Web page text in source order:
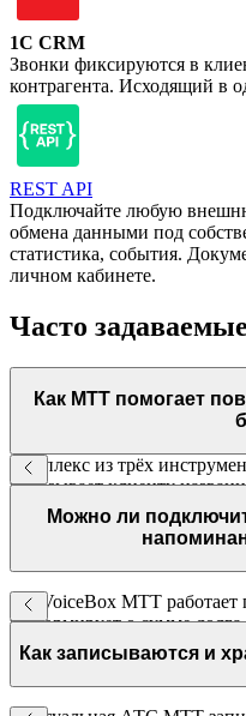
1C CRM
Звонки фиксируются в
контрагента. Исходящий в
REST API
Подключайте любую
обмена данными под
статистика, события.
личном кабинете.
Часто
Как МТТ помогает
Комплекс из трёх
показывает клиенту
ротирует исходящие
отсеивает роботов.
исходящих с 4–6% до 10%.
Можно ли
Да. VoiceBox МТТ работает
информирует о сумме
необходимости переводит
вашей CRM или АБС по
Как записываются и